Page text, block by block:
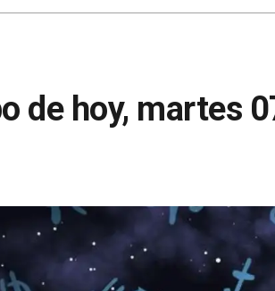
de hoy, martes